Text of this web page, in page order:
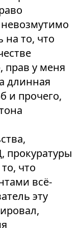
на то, что
прав у меня
длинная
и прочего,
прокуратуры
что
всё-
эту